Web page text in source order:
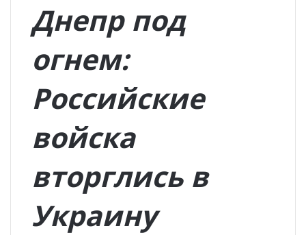
Днепр под
огнем:
Российские
войска
вторглись в
Украину